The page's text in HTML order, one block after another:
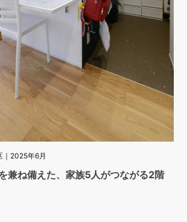
｜2025年6月
兼ね備えた、家族5人がつながる2階